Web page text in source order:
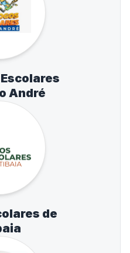
André
de